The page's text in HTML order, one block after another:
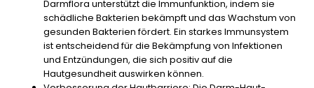
Darmflora unterstützt die Immunfunktion, indem sie
schädliche Bakterien bekämpft und das Wachstum von
gesunden Bakterien fördert. Ein starkes Immunsystem
ist entscheidend für die Bekämpfung von Infektionen
und Entzündungen, die sich positiv auf die
Hautgesundheit auswirken können.